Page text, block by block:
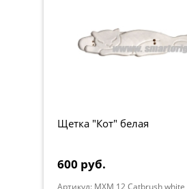
Щетка "Кот" белая
600 руб.